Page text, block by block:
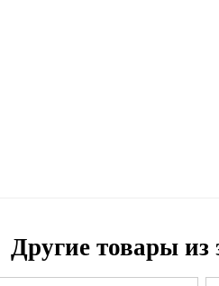
Другие товары из